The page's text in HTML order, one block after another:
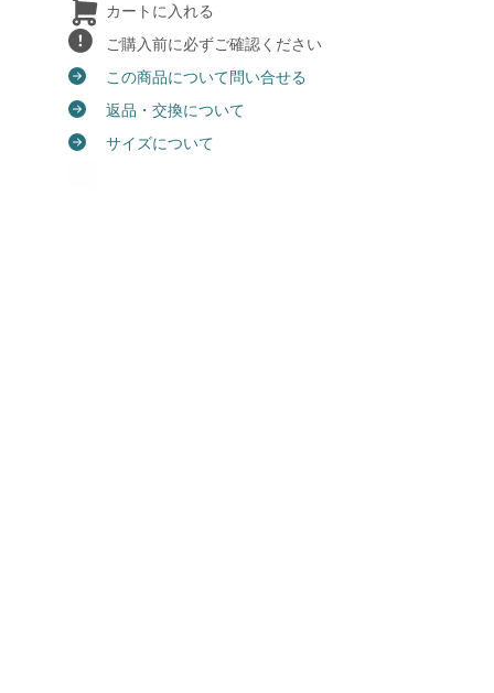
カートに入れる
ご購入前に必ずご確認ください
この商品について問い合せる
返品・交換について
サイズについて